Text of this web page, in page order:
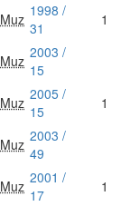
Muz 1998 /
31
1
Muz 2003 /
15
Muz 2005 /
15
1
Muz 2003 /
49
Muz 2001 /
17
1